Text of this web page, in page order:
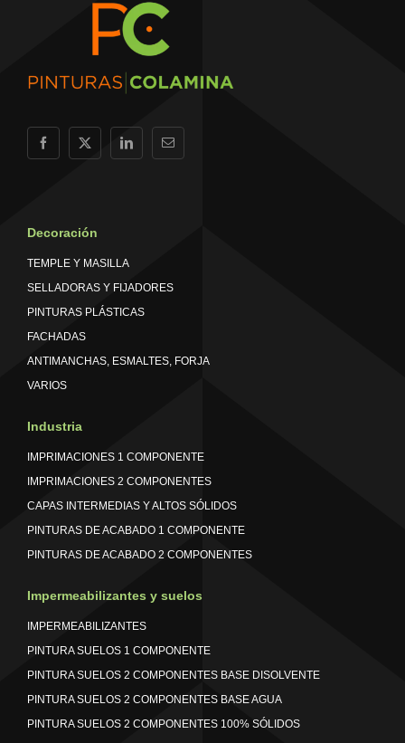
Decoración
TEMPLE Y MASILLA
SELLADORAS Y FIJADORES
PINTURAS PLÁSTICAS
FACHADAS
ANTIMANCHAS, ESMALTES, FORJA
VARIOS
Industria
IMPRIMACIONES 1 COMPONENTE
IMPRIMACIONES 2 COMPONENTES
CAPAS INTERMEDIAS Y ALTOS SÓLIDOS
PINTURAS DE ACABADO 1 COMPONENTE
PINTURAS DE ACABADO 2 COMPONENTES
Impermeabilizantes y suelos
IMPERMEABILIZANTES
PINTURA SUELOS 1 COMPONENTE
PINTURA SUELOS 2 COMPONENTES BASE DISOLVENTE
PINTURA SUELOS 2 COMPONENTES BASE AGUA
PINTURA SUELOS 2 COMPONENTES 100% SÓLIDOS